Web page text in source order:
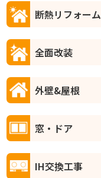
断熱リフォーム
全面改装
外壁&屋根
窓・ドア
IH交換工事